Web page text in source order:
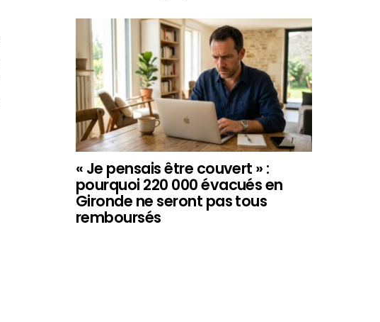
« Je pensais être couvert » :
pourquoi 220 000 évacués en
Gironde ne seront pas tous
remboursés